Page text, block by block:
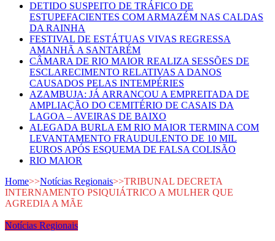
DETIDO SUSPEITO DE TRÁFICO DE
ESTUPEFACIENTES COM ARMAZÉM NAS CALDAS
DA RAINHA
FESTIVAL DE ESTÁTUAS VIVAS REGRESSA
AMANHÃ A SANTARÉM
CÂMARA DE RIO MAIOR REALIZA SESSÕES DE
ESCLARECIMENTO RELATIVAS A DANOS
CAUSADOS PELAS INTEMPÉRIES
AZAMBUJA: JÁ ARRANCOU A EMPREITADA DE
AMPLIAÇÃO DO CEMITÉRIO DE CASAIS DA
LAGOA – AVEIRAS DE BAIXO
ALEGADA BURLA EM RIO MAIOR TERMINA COM
LEVANTAMENTO FRAUDULENTO DE 10 MIL
EUROS APÓS ESQUEMA DE FALSA COLISÃO
RIO MAIOR
Home>>Notícias Regionais>>TRIBUNAL DECRETA
INTERNAMENTO PSIQUIÁTRICO A MULHER QUE
AGREDIA A MÃE
Notícias Regionais